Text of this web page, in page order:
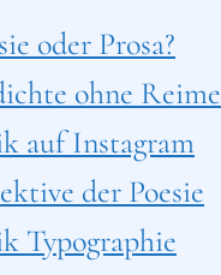
oder Prosa?
ohne Reime
auf Instagram
der Poesie
Typographie